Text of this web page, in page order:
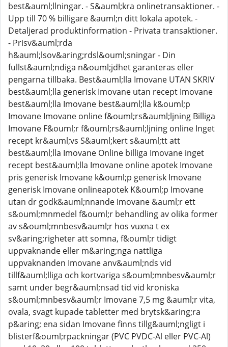
best&auml;llningar. - S&auml;kra onlinetransaktioner. -
Upp till 70 % billigare &auml;n ditt lokala apotek. -
Detaljerad produktinformation - Privata transaktioner.
- Prisv&auml;rda
h&auml;lsov&aring;rdsl&ouml;sningar - Din
fullst&auml;ndiga n&ouml;jdhet garanteras eller
pengarna tillbaka. Best&auml;lla Imovane UTAN SKRIV
best&auml;lla generisk Imovane utan recept Imovane
best&auml;lla Imovane best&auml;lla k&ouml;p
Imovane Imovane online f&ouml;rs&auml;ljning Billiga
Imovane F&ouml;r f&ouml;rs&auml;ljning online Inget
recept kr&auml;vs S&auml;kert s&auml;tt att
best&auml;lla Imovane Online billiga Imovane inget
recept best&auml;lla Imovane online apotek Imovane
pris generisk Imovane k&ouml;p generisk Imovane
generisk Imovane onlineapotek K&ouml;p Imovane
utan dr godk&auml;nnande Imovane &auml;r ett
s&ouml;mnmedel f&ouml;r behandling av olika former
av s&ouml;mnbesv&auml;r hos vuxna t ex
sv&aring;righeter att somna, f&ouml;r tidigt
uppvaknande eller m&aring;nga nattliga
uppvaknanden Imovane anv&auml;nds vid
tillf&auml;lliga och kortvariga s&ouml;mnbesv&auml;r
samt under begr&auml;nsad tid vid kroniska
s&ouml;mnbesv&auml;r Imovane 7,5 mg &auml;r vita,
ovala, svagt kupade tabletter med brytsk&aring;ra
p&aring; ena sidan Imovane finns tillg&auml;ngligt i
blisterf&ouml;rpackningar (PVC PVDC-Al eller PVC-Al)